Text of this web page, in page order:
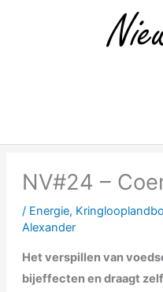
NV#24 –
/ Energie,
Alexander
Het verspillen van
bijeffecten en draagt